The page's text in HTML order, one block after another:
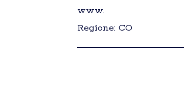
www.
Regione: CO